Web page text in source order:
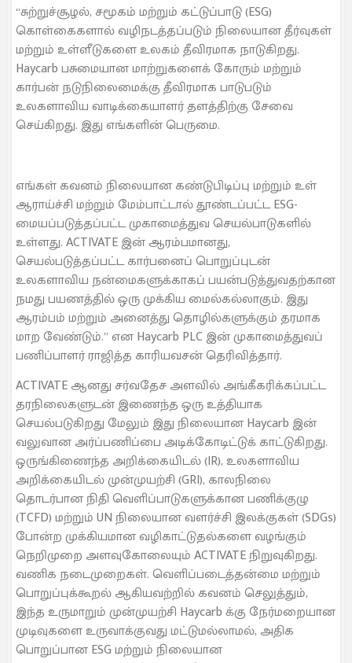
“சுற்றுச்சூழல், சமூகம் மற்றும் கட்டுப்பாடு (ESG)
கொள்கைகளால் வழிநடத்தப்படும் நிலையான தீர்வுகள்
மற்றும் உள்ளீடுகளை உலகம் தீவிரமாக நாடுகிறது.
Haycarb பசுமையான மாற்றுகளைக் கோரும் மற்றும்
கார்பன் நடுநிலைமைக்கு தீவிரமாக பாடுபடும்
உலகளாவிய வாடிக்கையாளர் தளத்திற்கு சேவை
செய்கிறது. இது எங்களின் பெருமை.
எங்கள் கவனம் நிலையான கண்டுபிடிப்பு மற்றும் உள்
ஆராய்ச்சி மற்றும் மேம்பாட்டால் தூண்டப்பட்ட ESG-
மையப்படுத்தப்பட்ட முகாமைத்துவ செயல்பாடுகளில்
உள்ளது. ACTIVATE இன் ஆரம்பமானது,
செயல்படுத்தப்பட்ட கார்பனைப் பொறுப்புடன்
உலகளாவிய நன்மைகளுக்காகப் பயன்படுத்துவதற்கான
நமது பயணத்தில் ஒரு முக்கிய மைல்கல்லாகும். இது
ஆரம்பம் மற்றும் அனைத்து தொழில்களுக்கும் தரமாக
மாற வேண்டும்.” என Haycarb PLC இன் முகாமைத்துவப்
பணிப்பாளர் ராஜித்த காரியவசன் தெரிவித்தார்.
ACTIVATE ஆனது சர்வதேச அளவில் அங்கீகரிக்கப்பட்ட
தரநிலைகளுடன் இணைந்த ஒரு உத்தியாக
செயல்படுகிறது மேலும் இது நிலையான Haycarb இன்
வலுவான அர்ப்பணிப்பை அடிக்கோடிட்டுக் காட்டுகிறது.
ஒருங்கிணைந்த அறிக்கையிடல் (IR), உலகளாவிய
அறிக்கையிடல் முன்முயற்சி (GRI), காலநிலை
தொடர்பான நிதி வெளிப்பாடுகளுக்கான பணிக்குழு
(TCFD) மற்றும் UN நிலையான வளர்ச்சி இலக்குகள் (SDGs)
போன்ற முக்கியமான வழிகாட்டுதல்களை வழங்கும்
நெறிமுறை அளவுகோலையும் ACTIVATE நிறுவுகிறது.
வணிக நடைமுறைகள். வெளிப்படைத்தன்மை மற்றும்
பொறுப்புக்கூறல் ஆகியவற்றில் கவனம் செலுத்தும்,
இந்த உருமாறும் முன்முயற்சி Haycarb க்கு நேர்மறையான
முடிவுகளை உருவாக்குவது மட்டுமல்லாமல், அதிக
பொறுப்பான ESG மற்றும் நிலையான